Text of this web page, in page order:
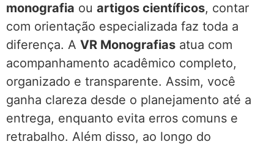
monografia ou artigos científicos, contar
com orientação especializada faz toda a
diferença. A VR Monografias atua com
acompanhamento acadêmico completo,
organizado e transparente. Assim, você
ganha clareza desde o planejamento até a
entrega, enquanto evita erros comuns e
retrabalho. Além disso, ao longo do